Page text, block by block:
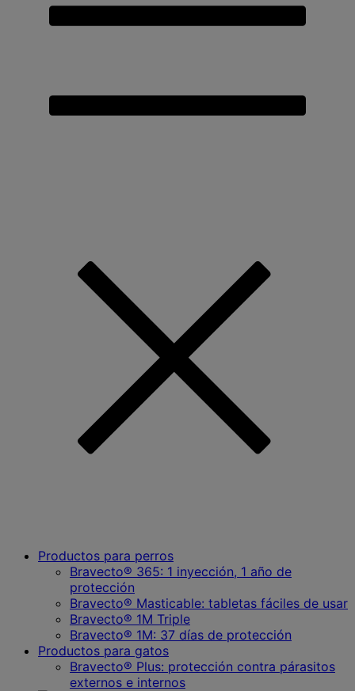
Productos para perros
Bravecto® 365: 1 inyección, 1 año de
protección
Bravecto® Masticable: tabletas fáciles de usar
Bravecto® 1M Triple
Bravecto® 1M: 37 días de protección
Productos para gatos
Bravecto® Plus: protección contra párasitos
externos e internos